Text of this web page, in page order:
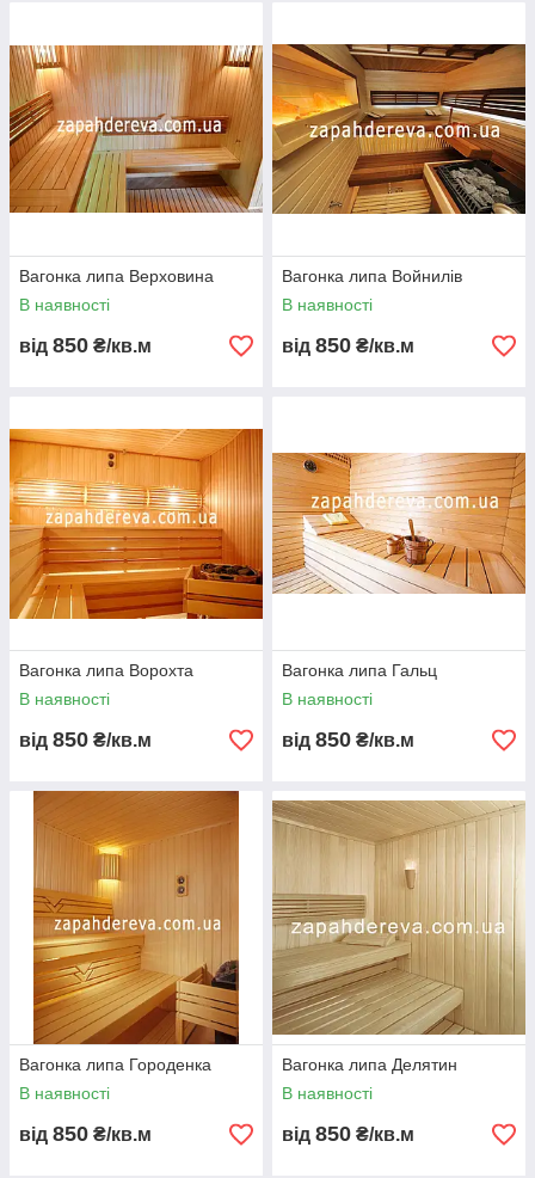
Вагонка липа Верховина
В наявності
від 850 ₴/кв.м
Вагонка липа Войнилів
В наявності
від 850 ₴/кв.м
Вагонка липа Ворохта
В наявності
від 850 ₴/кв.м
Вагонка липа Гальц
В наявності
від 850 ₴/кв.м
Вагонка липа Городенка
В наявності
від 850 ₴/кв.м
Вагонка липа Делятин
В наявності
від 850 ₴/кв.м